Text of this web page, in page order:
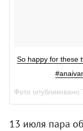
So happy for these
Фото опубликовано
13 июля пара